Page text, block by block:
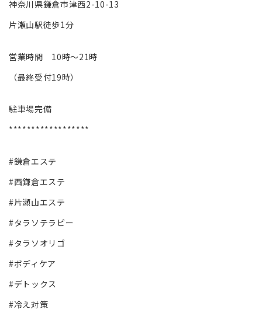
神奈川県鎌倉市津西2-10-13
片瀬山駅徒歩1分
営業時間 10時～21時
（最終受付19時）
駐車場完備
******************
#鎌倉エステ
#西鎌倉エステ
#片瀬山エステ
#タラソテラピー
#タラソオリゴ
#ボディケア
#デトックス
#冷え対策